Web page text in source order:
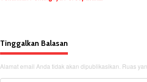
Tinggalkan Balasan
Alamat email Anda tidak akan dipublikasikan. Ruas